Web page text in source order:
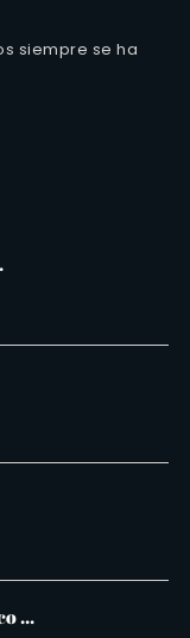
siempre se ha
...